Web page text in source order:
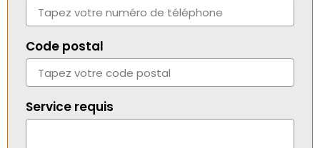
Code postal
Service requis